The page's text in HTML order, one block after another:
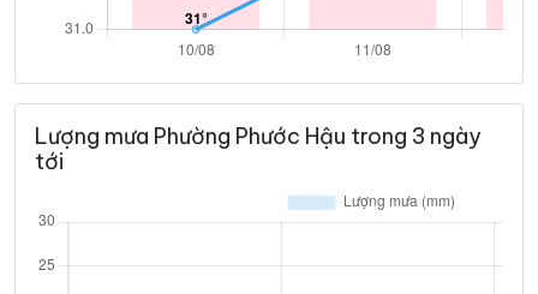
Lượng mưa Phường Phước Hậu trong 3 ngày
tới